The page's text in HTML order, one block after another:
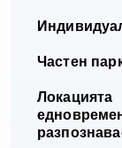
Частен